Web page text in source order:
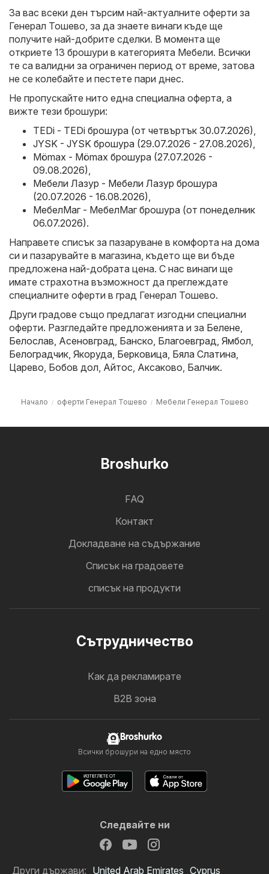
За вас всеки ден търсим най-актуалните оферти за
Генерал Тошево, за да знаете винаги къде ще
получите най-добрите сделки. В момента ще
откриете 13 брошури в категорията Мебели. Всички
те са валидни за ограничен период от време, затова
не се колебайте и пестете пари днес.
Не пропускайте нито една специална оферта, а
вижте тези брошури:
TEDi - TEDi брошура (от четвъртък 30.07.2026)
JYSK - JYSK брошура (29.07.2026 - 27.08.2026)
Mömax - Mömax брошура (27.07.2026 -
09.08.2026)
Мебели Лазур - Мебели Лазур брошура
(20.07.2026 - 16.08.2026)
МебелМаг - МебелМаг брошура (от понеделник
06.07.2026).
Направете списък за пазаруване в комфорта на дома
си и пазарувайте в магазина, където ще ви бъде
предложена най-добрата цена. С нас винаги ще
имате страхотна възможност да преглеждате
специалните оферти в град Генерал Тошево.
Други градове също предлагат изгодни специални
оферти. Разгледайте предложенията и за Белене
Белослав Асеновград Банско Благоевград Ямбол
Белоградчик Якоруда Берковица Бяла Слатина
Царево Бобов дол Айтос Аксаково Балчик.
Начало оферти Генерал Тошево Мебели Генерал Тошево
Broshurko
FAQ
Контакт
Докладване на съдържание
Cписък на градовете
списък на продукти
Cътрудничество
Как да рекламирате
B2B зона
Broshurko
Всички брошури на едно място
Следвайте ни
Други държави: United Arab Emirates Cyprus